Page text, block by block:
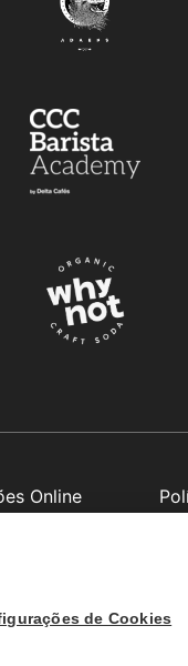
Online
200
13h e das 14h30 às
de Cookies